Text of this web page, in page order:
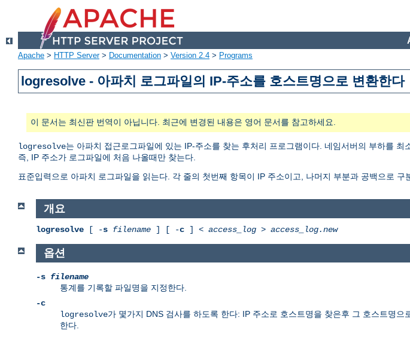
Apache > HTTP Server> Documentation > Version 2.4 > Programs
logresolve - 아파치 로그파일의 IP-주소를 호스트명으로 변환한다
이 문서는 최신판 번역이 아닙니다. 최근에 변경된 내용은 영어 문서를 참고하세요.
logresolve는 아파치 접근로그파일에 있는 IP-주소를 찾는 후처리 프로그램이다. 네임서버의 부하를
즉, IP 주소가 로그파일에 처음 나올때만 찾는다.
표준입력으로 아파치 로그파일을 읽는다. 각 줄의 첫번째 항목이 IP 주소이고, 나머지 부분과 공백으로 구
개요
logresolve [ -s filename ] [ -c ] < access_log > access_log.new
옵션
-s filename
통계를 기록할 파일명을 지정한다.
-c
logresolve가 몇가지 DNS 검사를 하도록 한다: IP 주소로 호스트명을 찾은후 그 호스트명
한다.